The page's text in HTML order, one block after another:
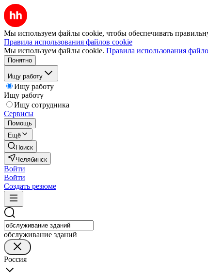
Мы используем файлы cookie, чтобы обеспечивать
Правила использования файлов cookie
Мы используем файлы cookie. Правила использования
Понятно
Ищу работу
Ищу работу
Ищу работу
Ищу сотрудника
Сервисы
Помощь
Ещё
Поиск
Челябинск
Войти
Войти
Создать резюме
обслуживание зданий
Россия